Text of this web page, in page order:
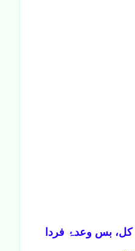
کل، بس وعدۂ فردا